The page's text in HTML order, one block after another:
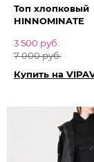
Топ хлопковый
HINNOMINATE
3 500 руб.
7 000 руб.
Купить на